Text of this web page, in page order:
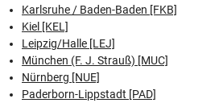
Karlsruhe / Baden-Baden [FKB]
Kiel [KEL]
Leipzig/Halle [LEJ]
München (F. J. Strauß) [MUC]
Nürnberg [NUE]
Paderborn-Lippstadt [PAD]